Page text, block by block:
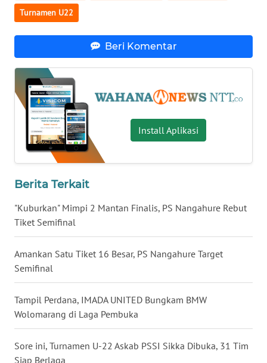
Turnamen U22
Beri Komentar
Install Aplikasi
Berita Terkait
"Kuburkan" Mimpi 2 Mantan Finalis, PS Nangahure Rebut
Tiket Semifinal
Amankan Satu Tiket 16 Besar, PS Nangahure Target
Semifinal
Tampil Perdana, IMADA UNITED Bungkam BMW
Wolomarang di Laga Pembuka
Sore ini, Turnamen U-22 Askab PSSI Sikka Dibuka, 31 Tim
Siap Berlaga
WN
KALTIM
WN
SULSEL
WN
GORONTALO
WN
SULUT
WN
MALUKU
WN
MALUT
WN